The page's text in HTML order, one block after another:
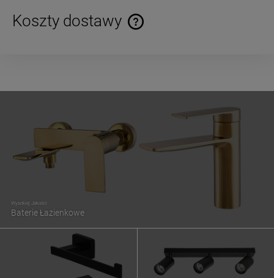
Koszty dostawy
Cena nie zawiera ewentualnych kosztów płatności
Wysokiej Jakości
Baterie Łazienkowe